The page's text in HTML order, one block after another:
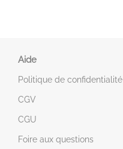
Aide
Politique de confidentialité
CGV
CGU
Foire aux questions